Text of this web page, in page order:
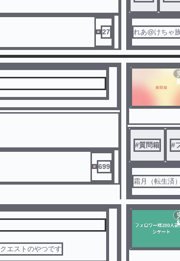
27 れあ@けちゃ
699
#質問箱 #
霜月（転生済）
エストのやつです